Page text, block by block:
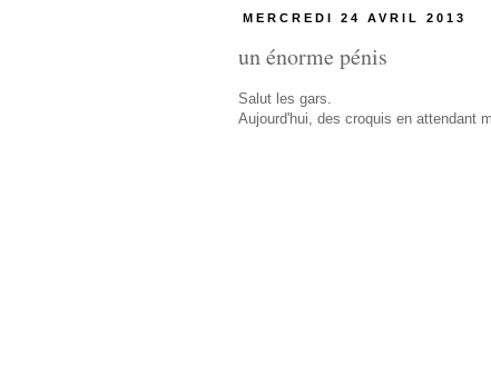
MERCREDI 24 AVRIL 2013
un énorme pénis
Salut les gars.
Aujourd'hui, des croquis en attendant